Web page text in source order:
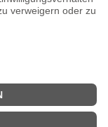
stabil, aber besitzt
stark gelitten.